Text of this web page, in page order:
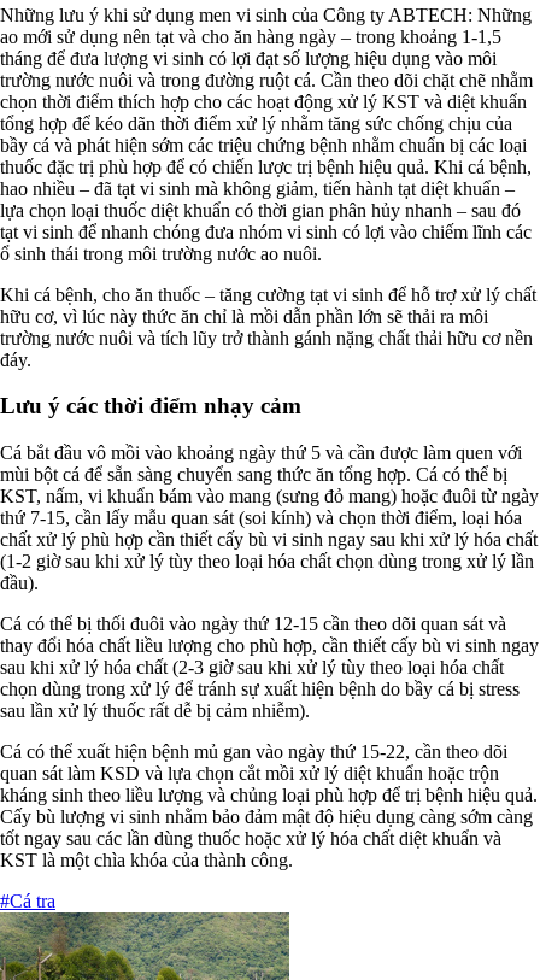
Những lưu ý khi sử dụng men vi sinh của Công ty ABTECH: Những
ao mới sử dụng nên tạt và cho ăn hàng ngày – trong khoảng 1-1,5
tháng để đưa lượng vi sinh có lợi đạt số lượng hiệu dụng vào môi
trường nước nuôi và trong đường ruột cá. Cần theo dõi chặt chẽ nhằm
chọn thời điểm thích hợp cho các hoạt động xử lý KST và diệt khuẩn
tổng hợp để kéo dãn thời điểm xử lý nhằm tăng sức chống chịu của
bầy cá và phát hiện sớm các triệu chứng bệnh nhằm chuẩn bị các loại
thuốc đặc trị phù hợp để có chiến lược trị bệnh hiệu quả. Khi cá bệnh,
hao nhiều – đã tạt vi sinh mà không giảm, tiến hành tạt diệt khuẩn –
lựa chọn loại thuốc diệt khuẩn có thời gian phân hủy nhanh – sau đó
tạt vi sinh để nhanh chóng đưa nhóm vi sinh có lợi vào chiếm lĩnh các
ổ sinh thái trong môi trường nước ao nuôi.
Khi cá bệnh, cho ăn thuốc – tăng cường tạt vi sinh để hỗ trợ xử lý chất
hữu cơ, vì lúc này thức ăn chỉ là mồi dẫn phần lớn sẽ thải ra môi
trường nước nuôi và tích lũy trở thành gánh nặng chất thải hữu cơ nền
đáy.
Lưu ý các thời điểm nhạy cảm
Cá bắt đầu vô mồi vào khoảng ngày thứ 5 và cần được làm quen với
mùi bột cá để sẵn sàng chuyển sang thức ăn tổng hợp. Cá có thể bị
KST, nấm, vi khuẩn bám vào mang (sưng đỏ mang) hoặc đuôi từ ngày
thứ 7-15, cần lấy mẫu quan sát (soi kính) và chọn thời điểm, loại hóa
chất xử lý phù hợp cần thiết cấy bù vi sinh ngay sau khi xử lý hóa chất
(1-2 giờ sau khi xử lý tùy theo loại hóa chất chọn dùng trong xử lý lần
đầu).
Cá có thể bị thối đuôi vào ngày thứ 12-15 cần theo dõi quan sát và
thay đổi hóa chất liều lượng cho phù hợp, cần thiết cấy bù vi sinh ngay
sau khi xử lý hóa chất (2-3 giờ sau khi xử lý tùy theo loại hóa chất
chọn dùng trong xử lý để tránh sự xuất hiện bệnh do bầy cá bị stress
sau lần xử lý thuốc rất dễ bị cảm nhiễm).
Cá có thể xuất hiện bệnh mủ gan vào ngày thứ 15-22, cần theo dõi
quan sát làm KSD và lựa chọn cắt mồi xử lý diệt khuẩn hoặc trộn
kháng sinh theo liều lượng và chủng loại phù hợp để trị bệnh hiệu quả.
Cấy bù lượng vi sinh nhằm bảo đảm mật độ hiệu dụng càng sớm càng
tốt ngay sau các lần dùng thuốc hoặc xử lý hóa chất diệt khuẩn và
KST là một chìa khóa của thành công.
#Cá tra